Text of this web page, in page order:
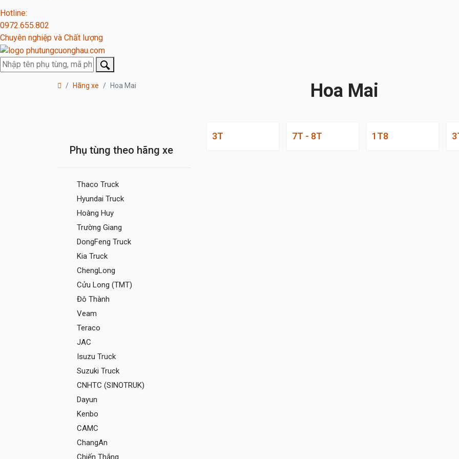
Hotline:
0972.655.802
Chuyên nghiệp và Chất lượng
Hãng xe Hoa Mai Hoa Mai
Phụ tùng theo hãng xe
Thaco Truck
Hyundai Truck
Hoàng Huy
Trường Giang
DongFeng Truck
Kia Truck
ChengLong
Cửu Long (TMT)
Đô Thành
Veam
Teraco
JAC
Isuzu Truck
Suzuki Truck
CNHTC (SINOTRUK)
Dayun
Kenbo
CAMC
ChangAn
Chiến Thắng
3T 7T - 8T 1T8